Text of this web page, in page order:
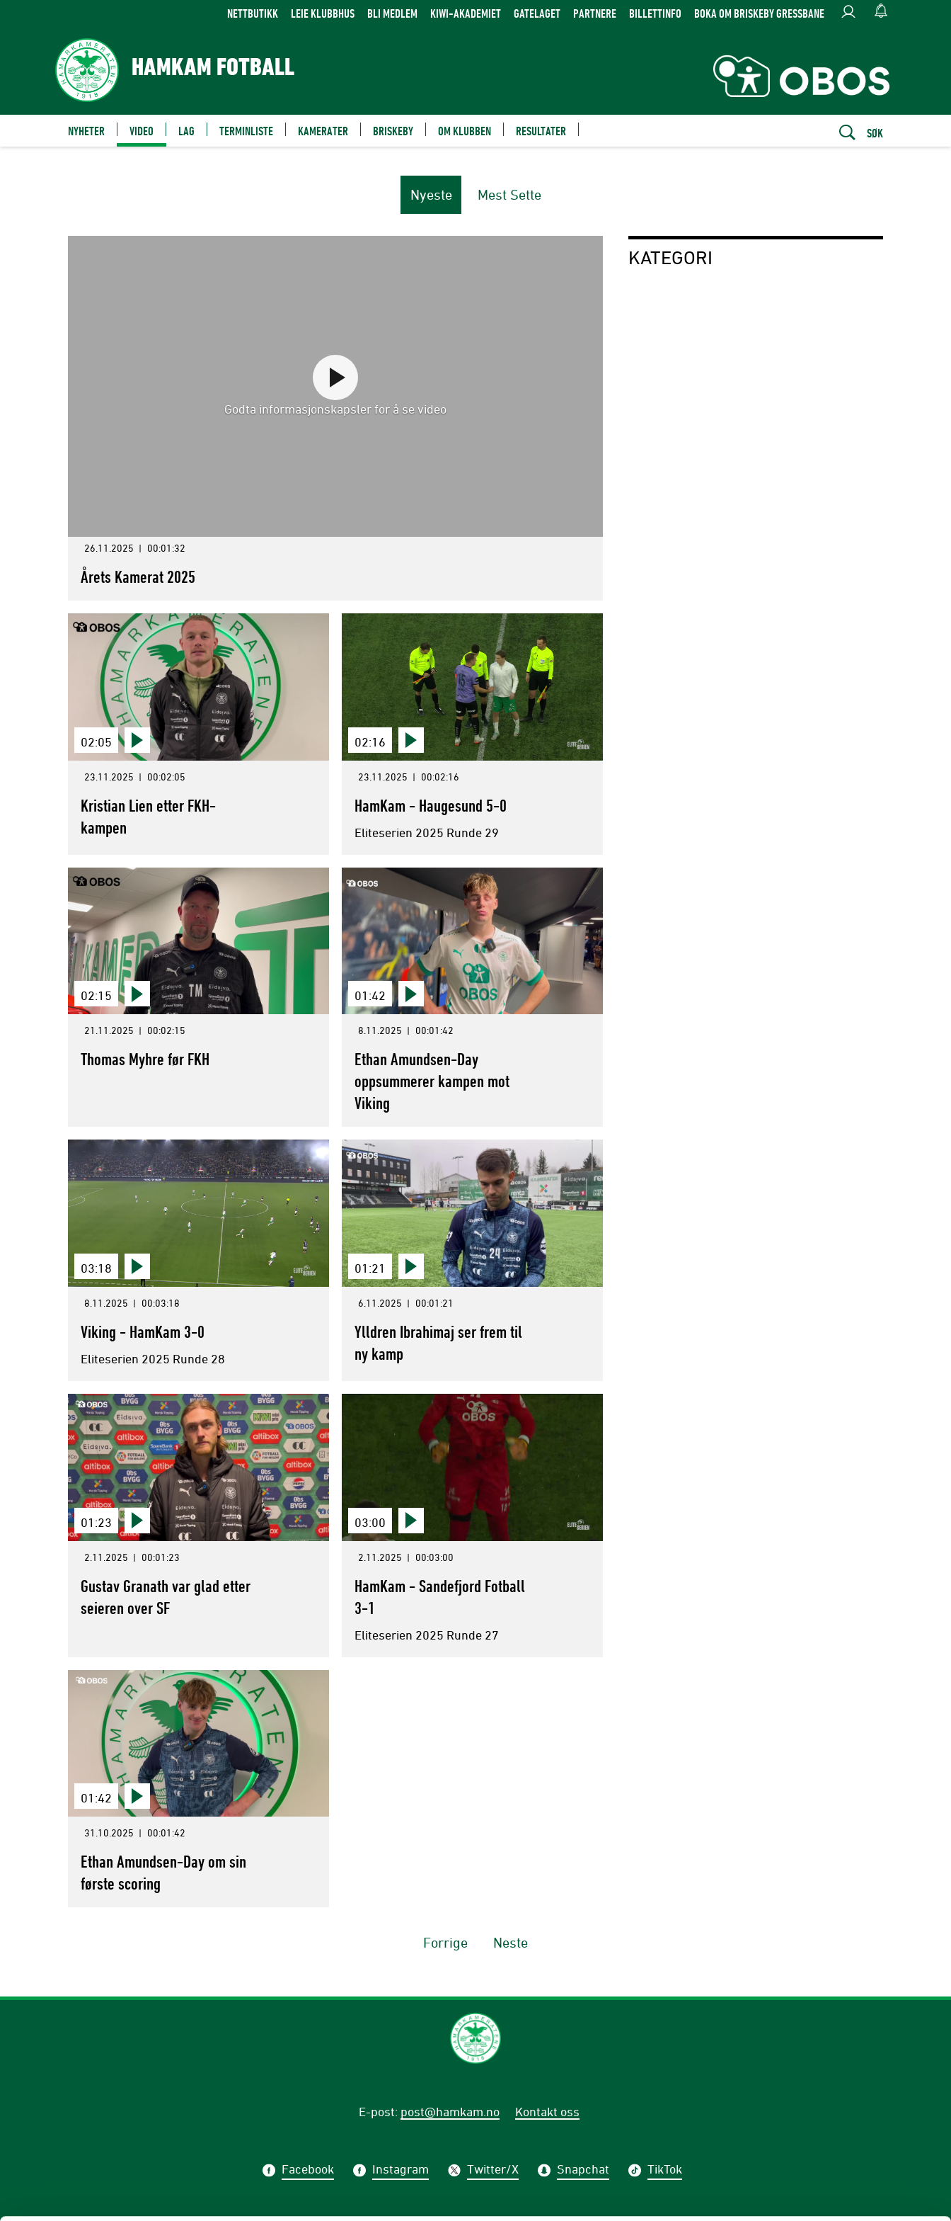
NETTBUTIKK LEIE KLUBBHUS BLI MEDLEM KIWI-AKADEMIET GATELAGET PARTNERE BILLETTINFO BOKA OM BRISKEBY GRESSBANE
HAMKAM FOTBALL
NYHETER VIDEO LAG TERMINLISTE KAMERATER BRISKEBY OM KLUBBEN RESULTATER SØK
Nyeste Mest Sette
Godta informasjonskapsler for å se video
26.11.2025 | 00:01:32
Årets Kamerat 2025
02:05
23.11.2025 | 00:02:05
Kristian Lien etter FKH-
kampen
02:16
23.11.2025 | 00:02:16
HamKam - Haugesund 5-0
Eliteserien 2025 Runde 29
02:15
21.11.2025 | 00:02:15
Thomas Myhre før FKH
01:42
8.11.2025 | 00:01:42
Ethan Amundsen-Day
oppsummerer kampen mot
Viking
03:18
8.11.2025 | 00:03:18
Viking - HamKam 3-0
Eliteserien 2025 Runde 28
01:21
6.11.2025 | 00:01:21
Ylldren Ibrahimaj ser frem til
ny kamp
01:23
2.11.2025 | 00:01:23
Gustav Granath var glad etter
seieren over SF
03:00
2.11.2025 | 00:03:00
HamKam - Sandefjord Fotball
3-1
Eliteserien 2025 Runde 27
01:42
31.10.2025 | 00:01:42
Ethan Amundsen-Day om sin
første scoring
KATEGORI
Forrige Neste
E-post: post@hamkam.no Kontakt oss
Facebook Instagram Twitter/X Snapchat TikTok